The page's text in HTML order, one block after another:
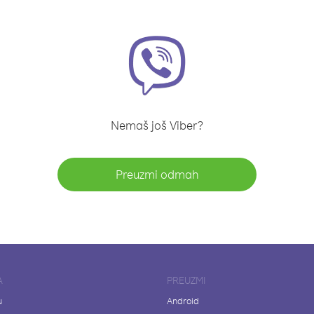
Nemaš još Viber?
Preuzmi odmah
PREUZMI
Android